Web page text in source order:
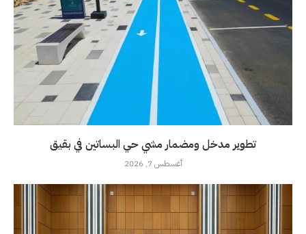
تطوير مدخل ومضمار مشي حي البساتين في بقيق
أغسطس 7, 2026